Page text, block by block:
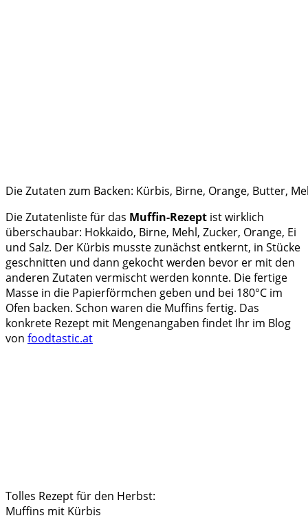
Die Zutaten zum Backen: Kürbis, Birne, Orange, Butter,
Die Zutatenliste für das Muffin-Rezept ist wirklich
überschaubar: Hokkaido, Birne, Mehl, Zucker, Orange, Ei
und Salz. Der Kürbis musste zunächst entkernt, in Stücke
geschnitten und dann gekocht werden bevor er mit den
anderen Zutaten vermischt werden konnte. Die fertige
Masse in die Papierförmchen geben und bei 180°C im
Ofen backen. Schon waren die Muffins fertig. Das
konkrete Rezept mit Mengenangaben findet Ihr im Blog
von foodtastic.at
Tolles Rezept für den Herbst:
Muffins mit Kürbis